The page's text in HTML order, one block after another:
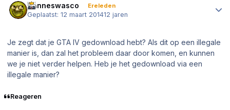
Hanneswasco Ereleden
Geplaatst:12 maart 201412 jaren
Je zegt dat je GTA IV gedownload hebt? Als dit op een illegale
manier is, dan zal het probleem daar door komen, en kunnen
we je niet verder helpen. Heb je het gedownload via een
illegale manier?
Reageren